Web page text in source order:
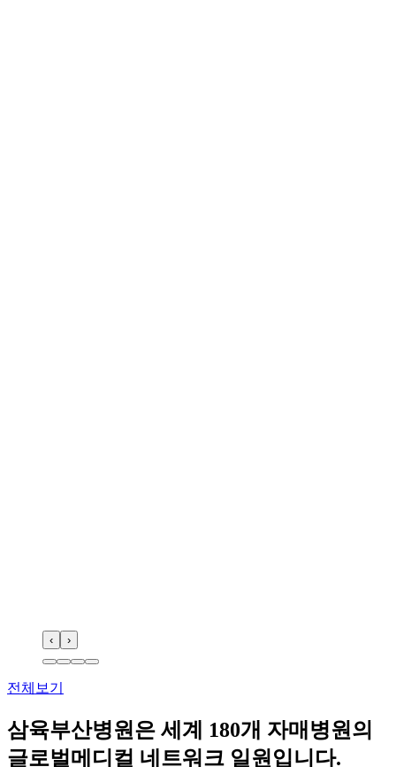
‹ ›
전체보기
삼육부산병원은 세계 180개 자매병원의
글로벌메디컬 네트워크 일원입니다.